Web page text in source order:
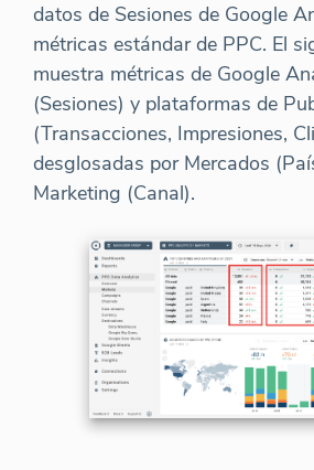
datos de Sesiones de Google
métricas estándar de PPC. El
muestra métricas de Google
(Sesiones) y plataformas de
(Transacciones, Impresiones,
desglosadas por Mercados
Marketing (Canal).